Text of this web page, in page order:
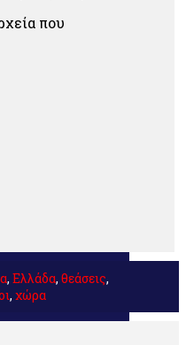
που
, Ελλάδα, θεάσεις,
, χώρα